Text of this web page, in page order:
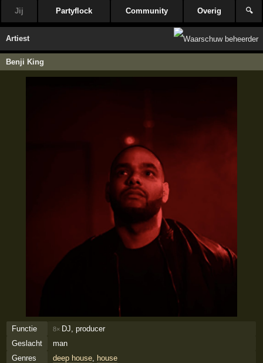
Jij Partyflock Community Overig 🔍
Artiest
Benji King
Functie 8× DJ, producer
Geslacht
man
Genres
deep house, house